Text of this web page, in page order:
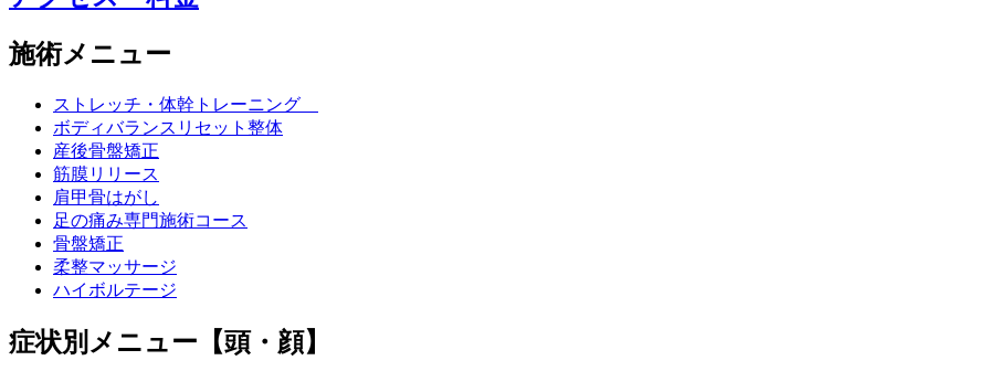
施術メニュー
ストレッチ・体幹トレーニング
ボディバランスリセット整体
産後骨盤矯正
筋膜リリース
肩甲骨はがし
足の痛み専門施術コース
骨盤矯正
柔整マッサージ
ハイボルテージ
症状別メニュー【頭・顔】